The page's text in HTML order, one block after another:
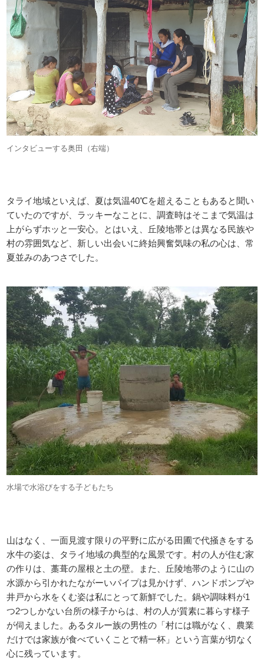
インタビューする奥田（右端）
タライ地域といえば、夏は気温40℃を超えることもあると聞い
ていたのですが、ラッキーなことに、調査時はそこまで気温は
上がらずホッと一安心。とはいえ、丘陵地帯とは異なる民族や
村の雰囲気など、新しい出会いに終始興奮気味の私の心は、常
夏並みのあつさでした。
水場で水浴びをする子どもたち
山はなく、一面見渡す限りの平野に広がる田圃で代掻きをする
水牛の姿は、タライ地域の典型的な風景です。村の人が住む家
の作りは、藁葺の屋根と土の壁。また、丘陵地帯のように山の
水源から引かれたながーいパイプは見かけず、ハンドポンプや
井戸から水をくむ姿は私にとって新鮮でした。鍋や調味料が1
つ2つしかない台所の様子からは、村の人が質素に暮らす様子
が伺えました。あるタルー族の男性の「村には職がなく、農業
だけでは家族が食べていくことで精一杯」という言葉が切なく
心に残っています。